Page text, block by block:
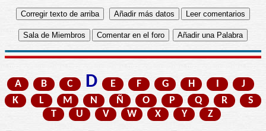
A B C D E F G H I
J
K
L M N Ñ O P Q R
S
T
U V W X Y Z